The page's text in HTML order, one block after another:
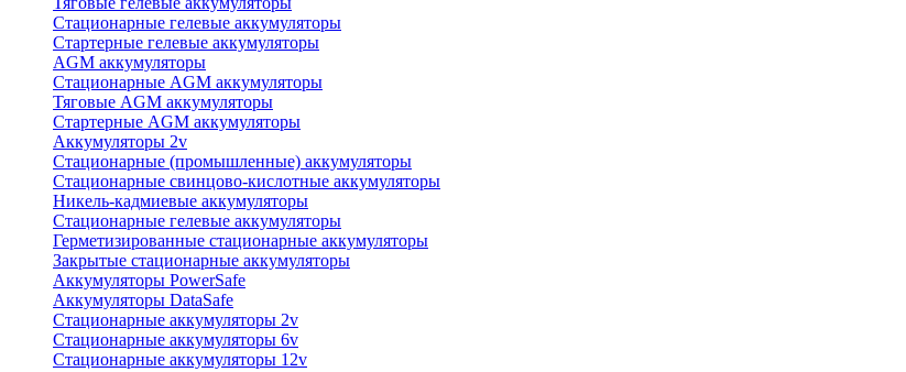
Стационарные гелевые аккумуляторы
Стартерные гелевые аккумуляторы
AGM аккумуляторы
Стационарные AGM аккумуляторы
Тяговые AGM аккумуляторы
Стартерные AGM аккумуляторы
Аккумуляторы 2v
Стационарные (промышленные) аккумуляторы
Стационарные свинцово-кислотные аккумуляторы
Никель-кадмиевые аккумуляторы
Стационарные гелевые аккумуляторы
Герметизированные стационарные аккумуляторы
Закрытые стационарные аккумуляторы
Аккумуляторы PowerSafe
Аккумуляторы DataSafe
Стационарные аккумуляторы 2v
Стационарные аккумуляторы 6v
Стационарные аккумуляторы 12v